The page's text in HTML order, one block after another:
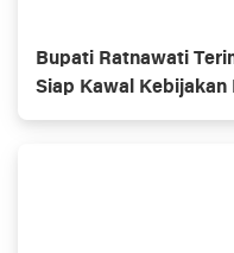
Bupati Ratnawati
Siap Kawal Kebijakan